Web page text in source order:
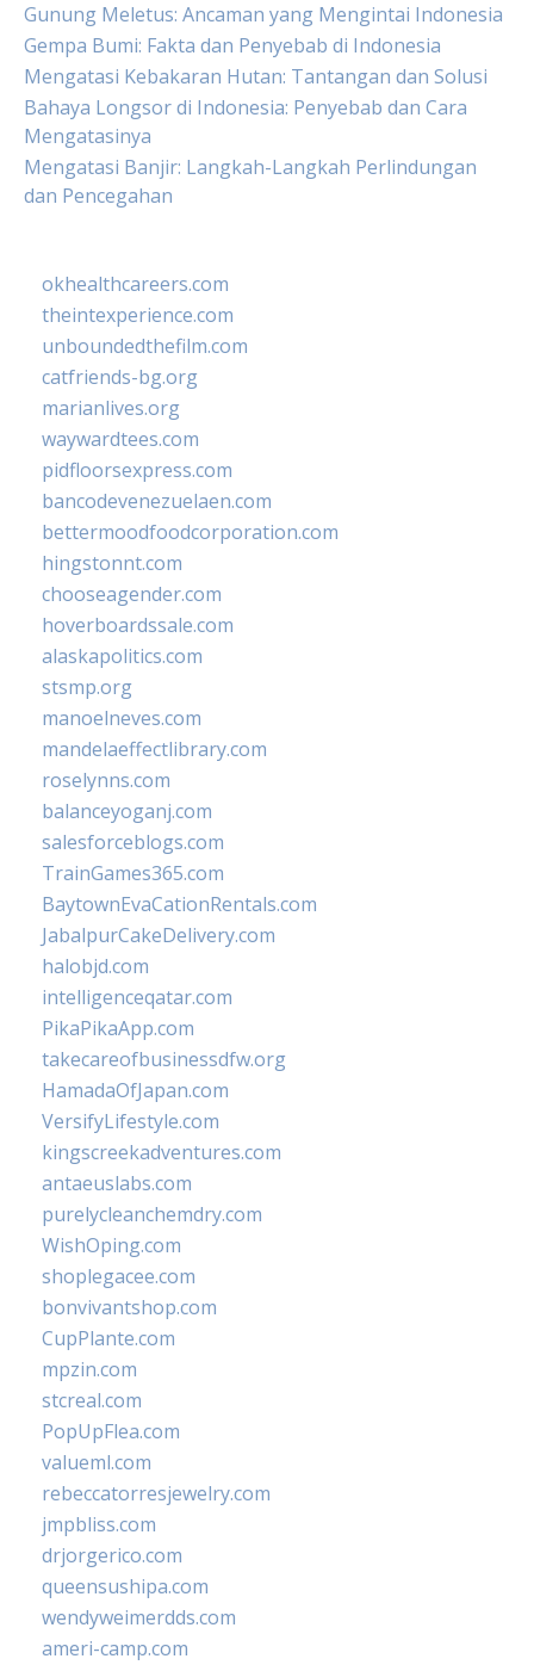
Gunung Meletus: Ancaman yang Mengintai Indonesia
Gempa Bumi: Fakta dan Penyebab di Indonesia
Mengatasi Kebakaran Hutan: Tantangan dan Solusi
Bahaya Longsor di Indonesia: Penyebab dan Cara
Mengatasinya
Mengatasi Banjir: Langkah-Langkah Perlindungan
dan Pencegahan
okhealthcareers.com
theintexperience.com
unboundedthefilm.com
catfriends-bg.org
marianlives.org
waywardtees.com
pidfloorsexpress.com
bancodevenezuelaen.com
bettermoodfoodcorporation.com
hingstonnt.com
chooseagender.com
hoverboardssale.com
alaskapolitics.com
stsmp.org
manoelneves.com
mandelaeffectlibrary.com
roselynns.com
balanceyoganj.com
salesforceblogs.com
TrainGames365.com
BaytownEvaCationRentals.com
JabalpurCakeDelivery.com
halobjd.com
intelligenceqatar.com
PikaPikaApp.com
takecareofbusinessdfw.org
HamadaOfJapan.com
VersifyLifestyle.com
kingscreekadventures.com
antaeuslabs.com
purelycleanchemdry.com
WishOping.com
shoplegacee.com
bonvivantshop.com
CupPlante.com
mpzin.com
stcreal.com
PopUpFlea.com
valueml.com
rebeccatorresjewelry.com
jmpbliss.com
drjorgerico.com
queensushipa.com
wendyweimerdds.com
ameri-camp.com